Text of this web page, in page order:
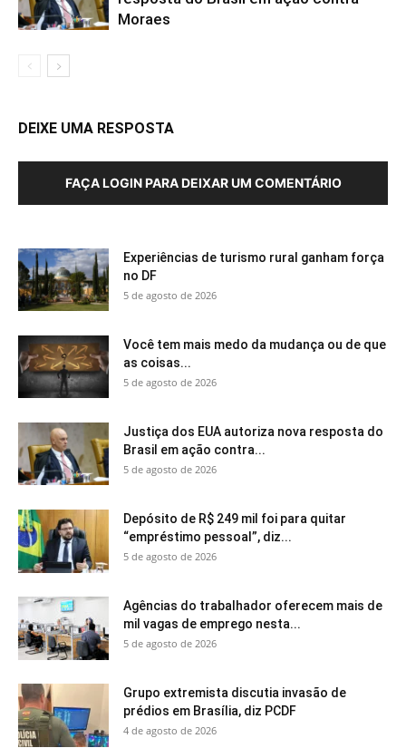
Moraes
DEIXE UMA RESPOSTA
FAÇA LOGIN PARA DEIXAR UM COMENTÁRIO
Experiências de turismo rural ganham força
no DF
5 de agosto de 2026
Você tem mais medo da mudança ou de que
as coisas...
5 de agosto de 2026
Justiça dos EUA autoriza nova resposta do
Brasil em ação contra...
5 de agosto de 2026
Depósito de R$ 249 mil foi para quitar
“empréstimo pessoal”, diz...
5 de agosto de 2026
Agências do trabalhador oferecem mais de
mil vagas de emprego nesta...
5 de agosto de 2026
Grupo extremista discutia invasão de
prédios em Brasília, diz PCDF
4 de agosto de 2026